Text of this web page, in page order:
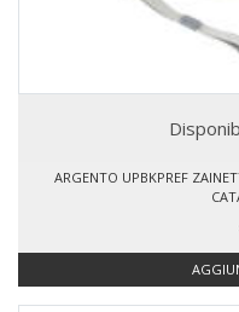
ARGENTO UPBKPREF